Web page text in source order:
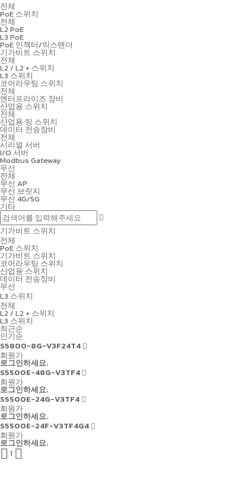
전체
PoE 스위치
전체
L2 PoE
L3 PoE
PoE 인젝터/익스텐더
기가비트 스위치
전체
L2 / L2 + 스위치
L3 스위치
코어라우팅 스위치
전체
엔터프라이즈 장비
산업용 스위치
전체
산업용 링 스위치
데이터 전송장비
전체
시리얼 서버
I/O 서버
Modbus Gateway
무선
전체
무선 AP
무선 브릿지
무선 4G/5G
기타
기가비트 스위치
전체
PoE 스위치
기가비트 스위치
코어라우팅 스위치
산업용 스위치
데이터 전송장비
무선
L3 스위치
전체
L2 / L2 + 스위치
L3 스위치
최근순
인기순
S5800-8G-V3F24T4
회원가
로그인하세요.
S5500E-48G-V3TF4
회원가
로그인하세요.
S5500E-24G-V3TF4
회원가
로그인하세요.
S5500E-24F-V3TF4G4
회원가
로그인하세요.
 1 